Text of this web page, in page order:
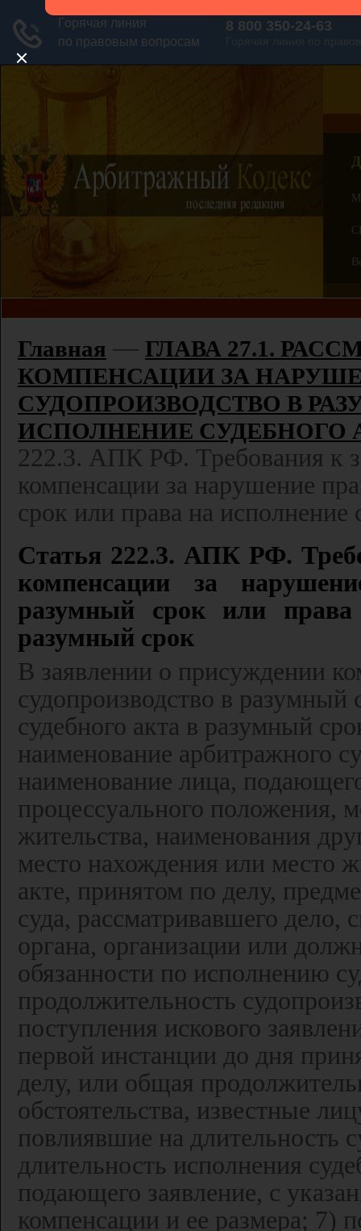
Главная — ГЛАВА 27.1.
КОМПЕНСАЦИИ ЗА
СУДОПРОИЗВОДСТВО В
ИСПОЛНЕНИЕ СУДЕБНОГО
222.3. АПК РФ. Требования к
компенсации за нарушение
срок или права на исполнение
Статья 222.3. АПК РФ.
компенсации за
разумный срок или права
разумный срок
В заявлении о присуждении
судопроизводство в
судебного акта в разумный
наименование арбитражного
наименование лица,
процессуального положения,
жительства, наименования
место нахождения или место
акте, принятом по делу,
суда, рассматривавшего дело,
органа, организации или
обязанности по исполнению
продолжительность
поступления искового
первой инстанции до дня
делу, или общая
обстоятельства, известные
повлиявшие на длительность
длительность исполнения
подающего заявление, с
компенсации и ее размера; 7)